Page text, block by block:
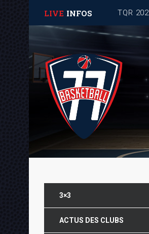
LIVE INFOS
3×3
ACTUS DES CLUBS